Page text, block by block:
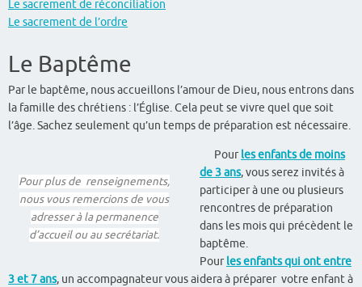
Le sacrement de réconciliation
Le sacrement de l’ordre
Le Baptême
Par le baptême, nous accueillons l’amour de Dieu, nous entrons dans
la famille des chrétiens : l’Église. Cela peut se vivre quel que soit
l’âge. Sachez seulement qu’un temps de préparation est nécessaire.
Pour plus de renseignements,
nous vous remercions de vous
adresser à la permanence
d’accueil ou au secrétariat.
Pourles enfants de moins
de 3 ans, vous serez invités à
participer à une ou plusieurs
rencontres de préparation
dans les mois qui précèdent le
baptême.
Pourles enfants qui ont entre
3 et 7 ans, un accompagnateur vous aidera à préparer votre enfant à